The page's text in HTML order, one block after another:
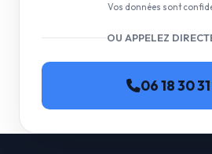
Vos données sont
OU APPELEZ
06 18 30 31